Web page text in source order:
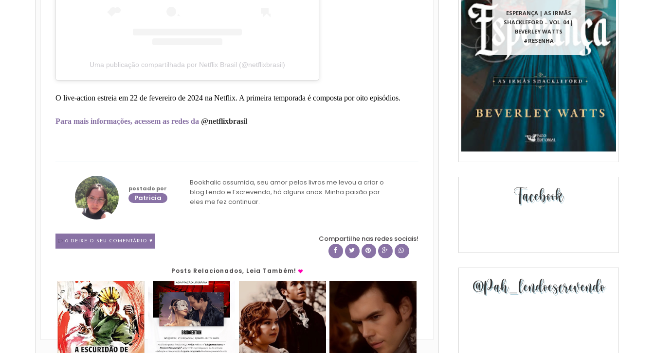
Uma publicação compartilhada por Netflix Brasil (@netflixbrasil)
O live-action estreia em 22 de fevereiro de 2024 na Netflix. A primeira temporada é composta por oito episódios.
Para mais informações, acessem as redes da @netflixbrasil
postado por
Patricia
Bookhalic assumida, seu amor pelos livros me levou a criar o
blog Lendo e Escrevendo, há alguns anos. Minha paixão por
eles me fez continuar.
0 DEIXE O SEU COMENTÁRIO ♥ Compartilhe nas redes sociais!
Posts Relacionados, Leia Também!
ESPERANÇA | AS IRMÃS
SHACKLEFORD – VOL. 04 |
BEVERLEY WATTS
#RESENHA
Facebook
@pah_lendoescrevendo